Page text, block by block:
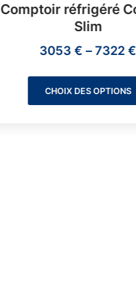
Comptoir réfrigéré
Slim
3053 € – 7322 €
CHOIX DES OPTIONS